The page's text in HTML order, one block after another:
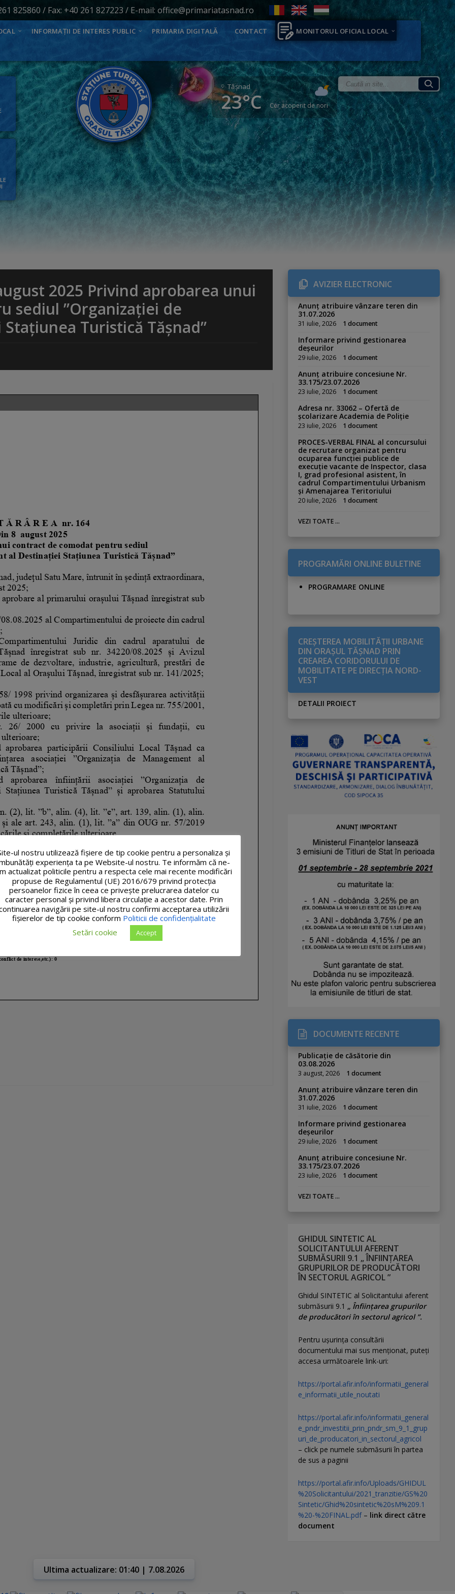
825860 / Fax: +40 261 827223 / E-mail: office@primariatasnad.ro
INFORMAȚII DE INTERES PUBLIC PRIMARIA DIGITALĂ CONTACT MONITORUL OFICIAL LOCAL
Tăşnad
23°C Cer acoperit de nori
2025 Privind aprobarea unui
sediul ”Organizației de
Turistică Tășnad”
AVIZIER ELECTRONIC
Anunț atribuire vânzare teren din
31.07.2026
31 iulie, 2026 1 document
Informare privind gestionarea
deșeurilor
29 iulie, 2026 1 document
Anunț atribuire concesiune Nr.
33.175/23.07.2026
23 iulie, 2026 1 document
Adresa nr. 33062 – Ofertă de
școlarizare Academia de Poliție
23 iulie, 2026 1 document
PROCES-VERBAL FINAL al concursului
de recrutare organizat pentru
ocuparea funcției publice de
execuție vacante de Inspector, clasa
I, grad profesional asistent, în
cadrul Compartimentului Urbanism
și Amenajarea Teritoriului
20 iulie, 2026 1 document
VEZI TOATE ...
PROGRAMĂRI ONLINE BULETINE
PROGRAMARE ONLINE
CREŞTEREA MOBILITĂŢII URBANE
DIN ORAŞUL TĂŞNAD PRIN
CREAREA CORIDORULUI DE
MOBILITATE PE DIRECŢIA NORD-
VEST
DETALII PROIECT
DOCUMENTE RECENTE
Publicație de căsătorie din
03.08.2026
3 august, 2026 1 document
Anunț atribuire vânzare teren din
31.07.2026
31 iulie, 2026 1 document
Informare privind gestionarea
deșeurilor
29 iulie, 2026 1 document
Anunț atribuire concesiune Nr.
33.175/23.07.2026
23 iulie, 2026 1 document
VEZI TOATE ...
GHIDUL SINTETIC AL
SOLICITANTULUI AFERENT
SUBMĂSURII 9.1 „ ÎNFIINȚAREA
GRUPURILOR DE PRODUCĂTORI
ÎN SECTORUL AGRICOL ”
Ghidul SINTETIC al Solicitantului aferent
submăsurii 9.1 „ Înființarea grupurilor
de producători în sectorul agricol ”.
Pentru uşurinţa consultării
documentului mai sus menţionat, puteţi
accesa următoarele link-uri:
https://portal.afir.info/informatii_general
e_informatii_utile_noutati
https://portal.afir.info/informatii_general
e_pndr_investitii_prin_pndr_sm_9_1_grup
uri_de_producatori_in_sectorul_agricol
– click pe numele submăsurii în partea
de sus a paginii
https://portal.afir.info/Uploads/GHIDUL
%20Solicitantului/2021_tranzitie/GS%20
Sintetic/Ghid%20sintetic%20sM%209.1
%20-%20FINAL.pdf– link direct către
document
Ultima actualizare: 01:40 | 7.08.2026
ul nostru utilizează fişiere de tip cookie pentru a personaliza și
experiența ta pe Website-ul nostru. Te informăm că ne-
actualizat politicile pentru a respecta cele mai recente modificări
propuse de Regulamentul (UE) 2016/679 privind protecția
persoanelor fizice în ceea ce privește prelucrarea datelor cu
caracter personal și privind libera circulație a acestor date. Prin
navigării pe site-ul nostru confirmi acceptarea utilizării
fişierelor de tip cookie conform Politicii de confidențialitate
Setări cookie
Accept